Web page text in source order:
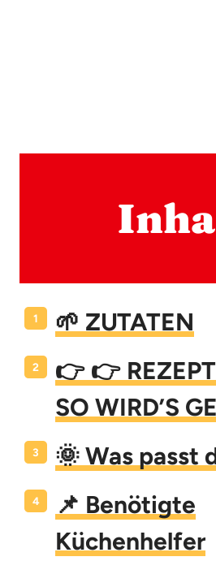
🌱 ZUTATEN
👉 👉
SO WIRD’S
🌞 Was passt
📌 Benötigte
Küchenhelfer